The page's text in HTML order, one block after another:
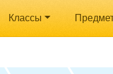
Классы